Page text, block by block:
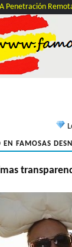
Penetración
EN FAMOSAS